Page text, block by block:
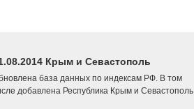
Крым и Севастополь
база данных по индексам РФ. В том
добавлена Республика Крым и Севастополь